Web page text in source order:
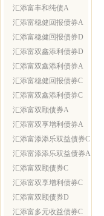
汇添富丰和纯债A
汇添富稳健回报债券A
汇添富稳健回报债券D
汇添富双鑫添利债券D
汇添富双鑫添利债券A
汇添富稳健回报债券C
汇添富双鑫添利债券C
汇添富双颐债券A
汇添富双享增利债券A
汇添富添添乐双益债券C
汇添富添添乐双益债券A
汇添富双颐债券C
汇添富双享增利债券C
汇添富双颐债券D
汇添富多元收益债券C